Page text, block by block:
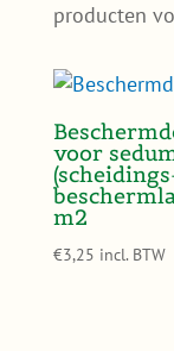
producten
voor
m2
€3,25 incl. BTW